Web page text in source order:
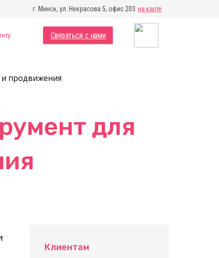
г. Минск, ул. Некрасова 5, офис 203 на карте
Связаться с нами
продвижения
для
Клиентам